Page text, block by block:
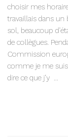
choisir mes
travaillais dans un
sol, beaucoup
de collègues.
Commission
comme je me
dire ce que j’y ...